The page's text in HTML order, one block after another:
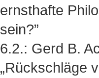
ernsthafte
sein?”
6.2.: Gerd B.
„Rückschläge